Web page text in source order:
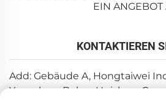
EIN ANGEBOT
KONTAKTIEREN
Add: Gebäude A, Hongtaiwei
Yuanzhou, Boluo, Huizhou,